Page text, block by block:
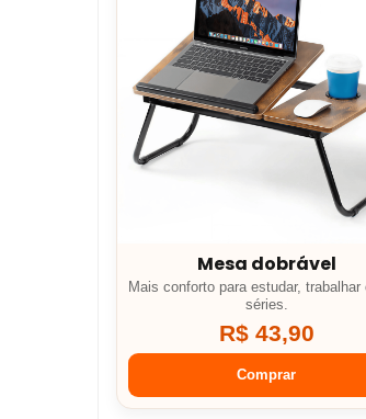
Mesa dobrável
Mais conforto para estudar, trabalhar
séries.
R$ 43,90
Comprar